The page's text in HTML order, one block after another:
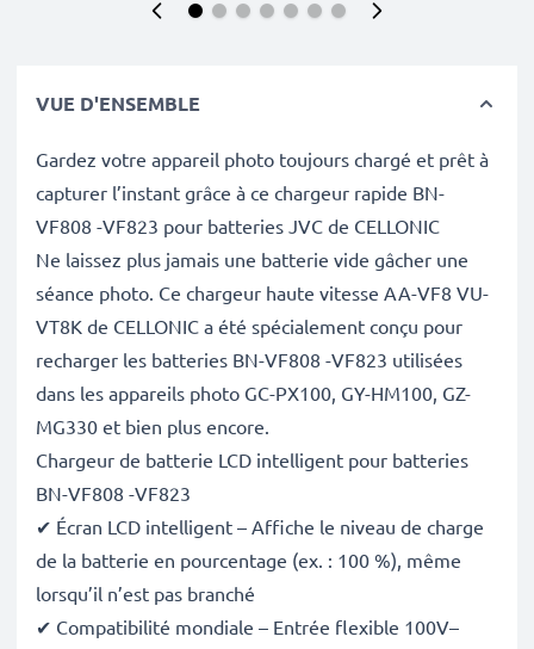
VUE D'ENSEMBLE
Gardez votre appareil photo toujours chargé et prêt à
capturer l’instant grâce à ce chargeur rapide BN-
VF808 -VF823 pour batteries JVC de CELLONIC
Ne laissez plus jamais une batterie vide gâcher une
séance photo. Ce chargeur haute vitesse AA-VF8 VU-
VT8K de CELLONIC a été spécialement conçu pour
recharger les batteries BN-VF808 -VF823 utilisées
dans les appareils photo GC-PX100, GY-HM100, GZ-
MG330 et bien plus encore.
Chargeur de batterie LCD intelligent pour batteries
BN-VF808 -VF823
✔ Écran LCD intelligent – Affiche le niveau de charge
de la batterie en pourcentage (ex. : 100 %), même
lorsqu’il n’est pas branché
✔ Compatibilité mondiale – Entrée flexible 100V–